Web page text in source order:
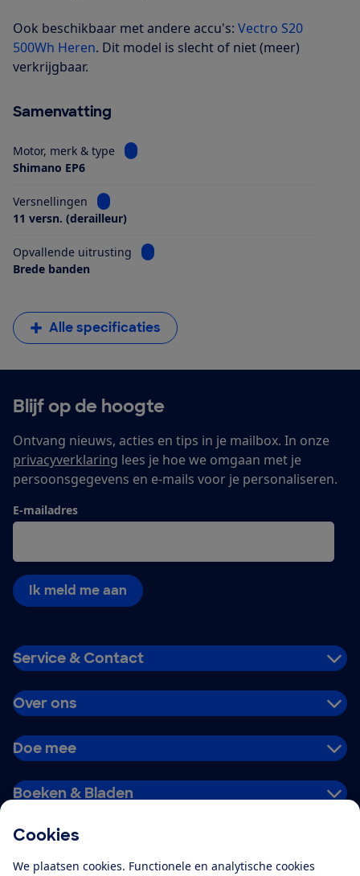
Cookies
We plaatsen cookies. Functionele en analytische cookies
Ook beschikbaar met andere accu's: Vectro S20
500Wh Heren. Dit model is slecht of niet (meer)
verkrijgbaar.
Samenvatting
Motor, merk & type
Bekijk informatie voor Motor, merk & type
Shimano EP6
Versnellingen
Bekijk informatie voor Versnellingen
11 versn. (derailleur)
Opvallende uitrusting
Bekijk informatie voor Opvallende
Brede banden
Alle specificaties
Blijf op de hoogte
Ontvang nieuws, acties en tips in je mailbox. In onze
privacyverklaring lees je hoe we omgaan met je
persoonsgegevens en e-mails voor je personaliseren.
E-mailadres
Ik meld me aan
Service & Contact
Over ons
Doe mee
Boeken & Bladen